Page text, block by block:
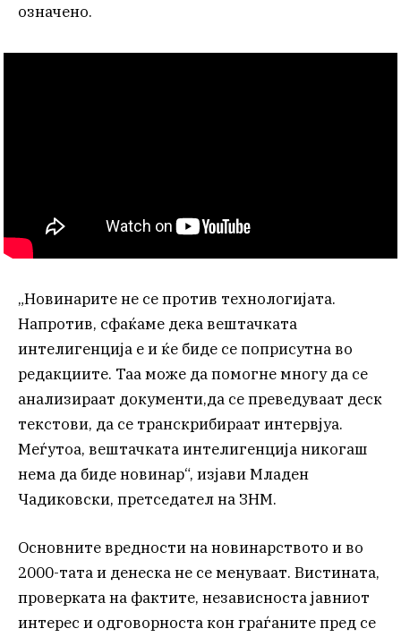
означено.
„Новинарите не се против технологијата.
Напротив, сфаќаме дека вештачката
интелигенција е и ќе биде се поприсутна во
редакциите. Таа може да помогне многу да се
анализираат документи,да се преведуваат деск
текстови, да се транскрибираат интервјуа.
Меѓутоа, вештачката интелигенција никогаш
нема да биде новинар“, изјави Младен
Чадиковски, претседател на ЗНМ.
Основните вредности на новинарството и во
2000-тата и денеска не се менуваат. Вистината,
проверката на фактите, независноста јавниот
интерес и одговорноста кон граѓаните пред се